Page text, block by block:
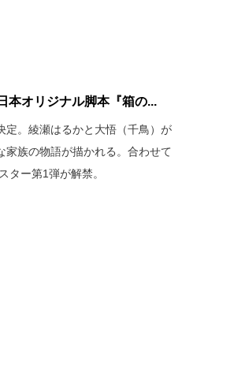
本オリジナル脚本『箱の...
定。綾瀬はるかと大悟（千鳥）が
家族の物語が描かれる。合わせて
ター第1弾が解禁。